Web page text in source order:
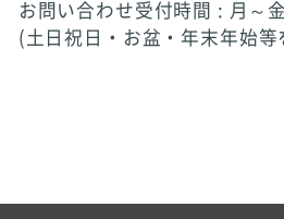
お問い合わせ受付時間 : 月～
(土日祝日・お盆・年末年始等